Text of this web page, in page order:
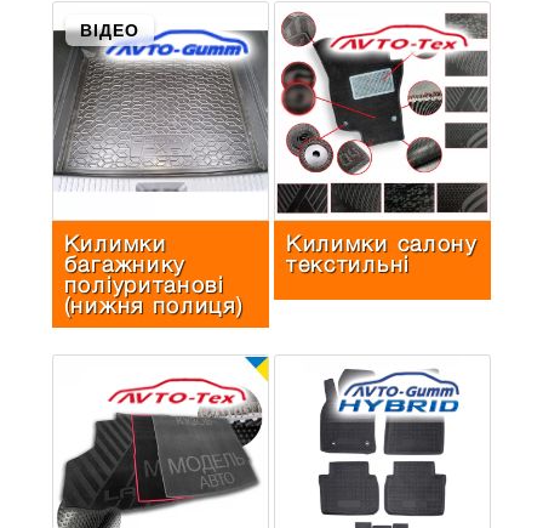
ВІДЕО
Килимки
багажнику
полiуританові
(нижня полиця)
Килимки салону
текстильнi